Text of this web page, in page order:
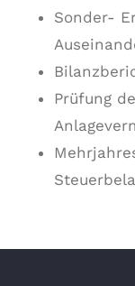
Sonder-
Prüfung